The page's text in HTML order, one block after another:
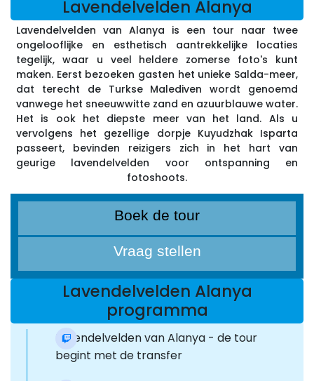
Lavendelvelden Alanya
Lavendelvelden van Alanya is een tour naar twee
ongelooflijke en esthetisch aantrekkelijke locaties
tegelijk, waar u veel heldere zomerse foto's kunt
maken. Eerst bezoeken gasten het unieke Salda-meer,
dat terecht de Turkse Malediven wordt genoemd
vanwege het sneeuwwitte zand en azuurblauwe water.
Het is ook het diepste meer van het land. Als u
vervolgens het gezellige dorpje Kuyudzhak Isparta
passeert, bevinden reizigers zich in het hart van
geurige lavendelvelden voor ontspanning en
fotoshoots.
Boek de tour
Vraag stellen
Lavendelvelden Alanya
programma
Lavendelvelden van Alanya - de tour
begint met de transfer